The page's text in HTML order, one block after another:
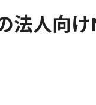
法人向